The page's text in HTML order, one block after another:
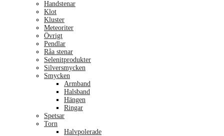
Handstenar
Klot
Kluster
Meteoriter
Övrigt
Pendlar
Råa stenar
Selenitprodukter
Silversmycken
Smycken
Armband
Halsband
Hängen
Ringar
Spetsar
Torn
Halvpolerade